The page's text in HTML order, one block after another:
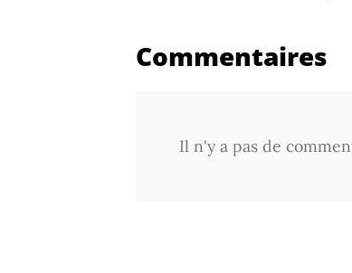
Commentaires
Il n'y a pas de